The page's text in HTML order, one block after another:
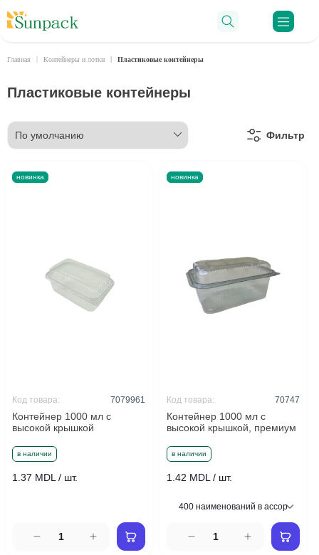
Главная Контейнеры и лотки Пластиковые контейнеры
Пластиковые контейнеры
Фильтр
новинка
в наличии
Контейнер 1000 мл с
высокой крышкой
Код товара: 7079961
1.37 MDL / шт.
новинка
в наличии
Контейнер 1000 мл с
высокой крышкой, премиум
Код товара: 70747
1.42 MDL / шт.